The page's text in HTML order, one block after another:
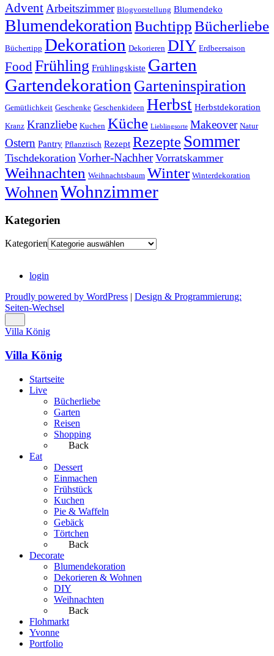
Advent Arbeitszimmer Blogvorstellung Blumendeko
Blumendekoration BuchtippBücherliebe
Büchertipp Dekoration Dekorieren DIY Erdbeersaison
FoodFrühling Frühlingskiste Garten
Gartendekoration Garteninspiration
Gemütlichkeit Geschenke Geschenkideen Herbst Herbstdekoration
Kranz Kranzliebe Kuchen Küche Lieblingsorte Makeover Natur
Ostern Pantry Pflanztisch Rezept Rezepte Sommer
Tischdekoration Vorher-Nachher Vorratskammer
Weihnachten Weihnachtsbaum Winter Winterdekoration
WohnenWohnzimmer
Kategorien
Kategorien
login
Proudly powered by WordPress
Design & Programmierung:
Seiten-Wechsel
Villa König
Villa König
Startseite
Live
Bücherliebe
Garten
Reisen
Shopping
Back
Eat
Dessert
Einmachen
Frühstück
Kuchen
Pie & Waffeln
Gebäck
Törtchen
Back
Decorate
Blumendekoration
Dekorieren & Wohnen
DIY
Weihnachten
Back
Flohmarkt
Yvonne
Portfolio